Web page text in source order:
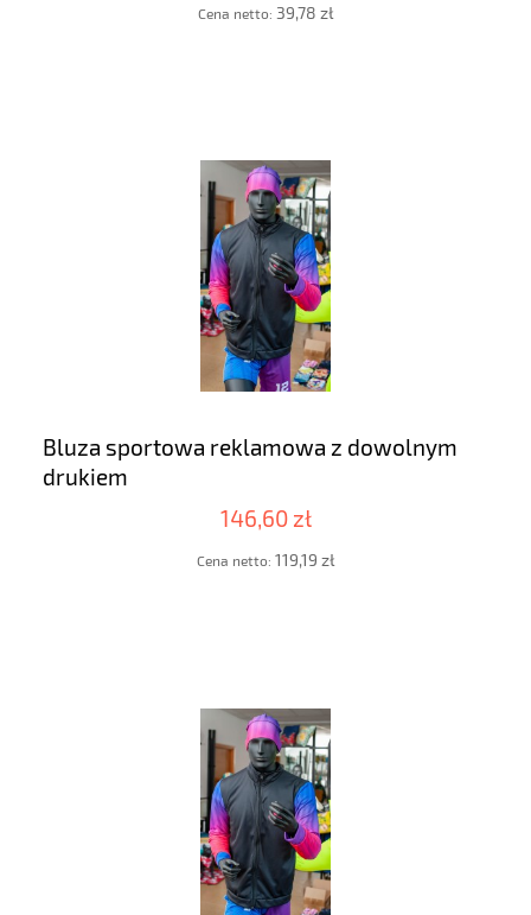
Cena netto: 39,78 zł
Bluza sportowa reklamowa z dowolnym
drukiem
146,60 zł
Cena netto: 119,19 zł